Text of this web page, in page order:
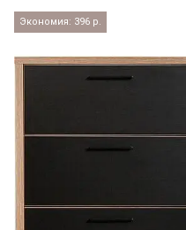
Экономия: 396 р.